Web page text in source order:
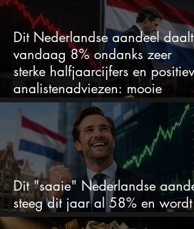
Dit Nederlandse aandeel daalt
vandaag 8% ondanks zeer
sterke halfjaarcijfers en positieve
analistenadviezen: mooie
koopkans?
Dit "saaie" Nederlandse
steeg dit jaar al 58% en wordt
volgens analisten onderschat